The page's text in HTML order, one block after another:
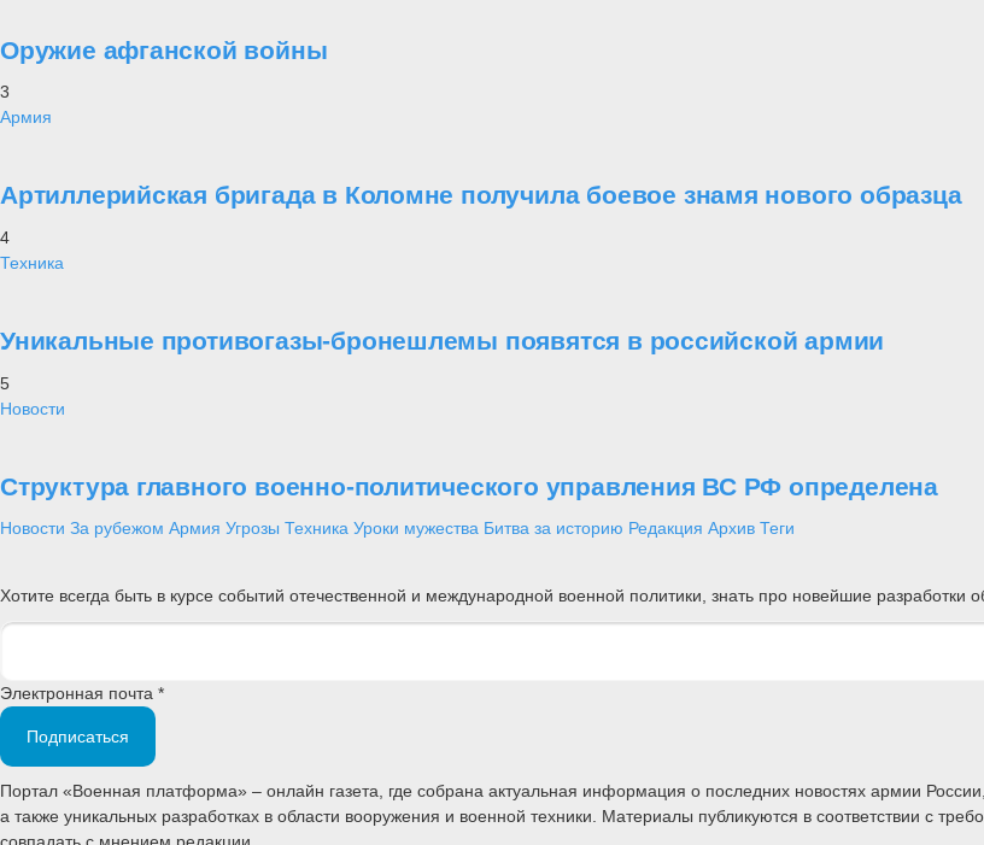
Оружие афганской войны
3
Армия
Артиллерийская бригада в Коломне получила боевое знамя нового образца
4
Техника
Уникальные противогазы-бронешлемы появятся в российской армии
5
Новости
Структура главного военно-политического управления ВС РФ определена
Новости За рубежом Армия Угрозы Техника Уроки мужества Битва за историю Редакция Архив Теги
Хотите всегда быть в курсе событий отечественной и международной военной политики, знать про новейшие
Электронная почта *
Подписаться
Портал «Военная платформа» – онлайн газета, где собрана актуальная информация о последних новостях армии
а также уникальных разработках в области вооружения и военной техники. Материалы публикуются в соответствии с
совпадать с мнением редакции.